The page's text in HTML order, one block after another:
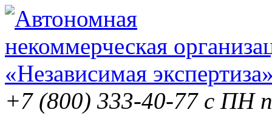
+7 (800) 333-40-77 с ПН